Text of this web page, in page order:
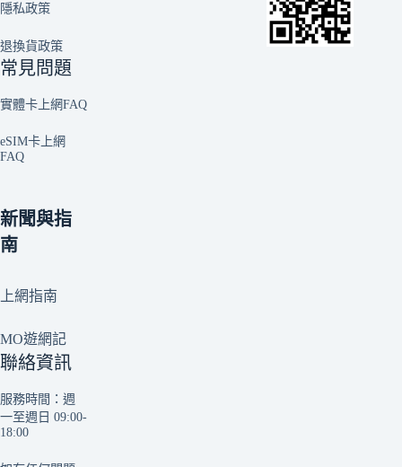
隱私政策
退換貨政策
常見問題
實體卡上網FAQ
eSIM卡上網
FAQ
新聞與指
南
上網指南
MO遊網記
聯絡資訊
服務時間：週
一至週日 09:00-
18:00